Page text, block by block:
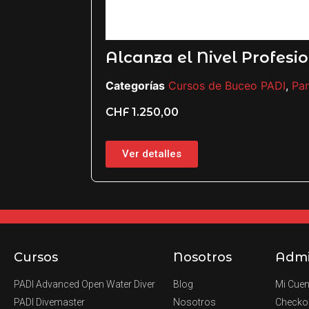
Alcanza el Nivel
Categorías Cursos de Buceo PADI,
CHF 1.250,00
Ver detalles
Cursos
PADI Advanced Open Water Diver
PADI Divemaster
Nosotros
Blog
Nosotros
Mi